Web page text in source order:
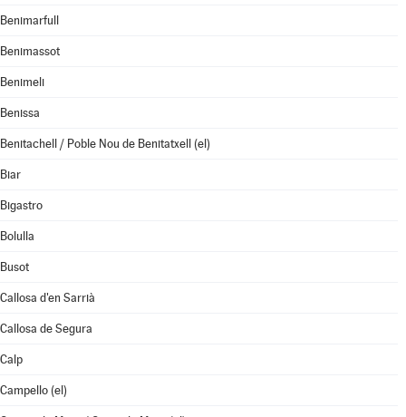
Benimarfull
Benimassot
Benimeli
Benissa
Benitachell / Poble Nou de Benitatxell (el)
Biar
Bigastro
Bolulla
Busot
Callosa d'en Sarrià
Callosa de Segura
Calp
Campello (el)